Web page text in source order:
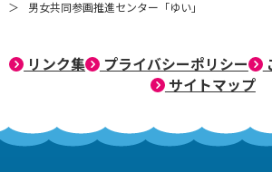
男女共同参画推進センター「ゆい」
リンク集 プライバシーポリシー
サイトマップ